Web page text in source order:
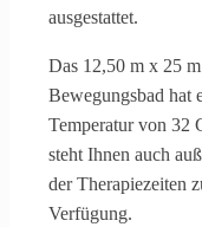
ausgestattet.
Das 12,50 m x 25
Bewegungsbad hat
Temperatur von 32
steht Ihnen auch
der Therapiezeiten
Verfügung.